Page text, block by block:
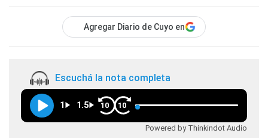
Agregar Diario de Cuyo en
Escuchá la nota completa
1 1.5 10 10
Powered by Thinkindot Audio